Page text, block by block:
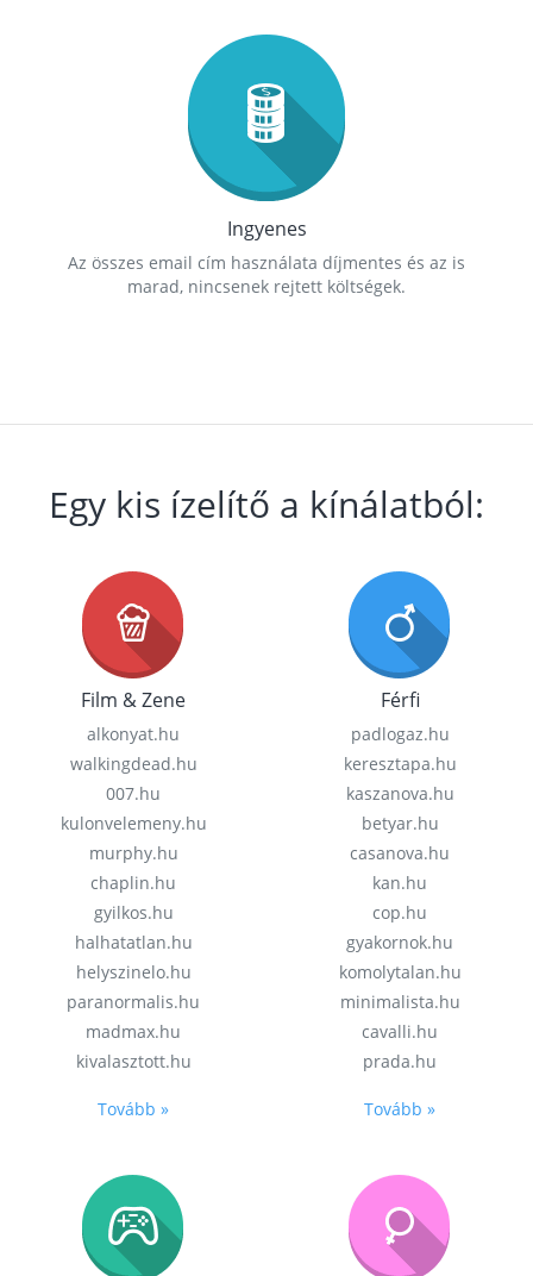
Ingyenes
Az összes email cím használata díjmentes és az is
marad, nincsenek rejtett költségek.
Egy kis ízelítő a kínálatból:
Film & Zene
alkonyat.hu
walkingdead.hu
007.hu
kulonvelemeny.hu
murphy.hu
chaplin.hu
gyilkos.hu
halhatatlan.hu
helyszinelo.hu
paranormalis.hu
madmax.hu
kivalasztott.hu
Tovább »
Férfi
padlogaz.hu
keresztapa.hu
kaszanova.hu
betyar.hu
casanova.hu
kan.hu
cop.hu
gyakornok.hu
komolytalan.hu
minimalista.hu
cavalli.hu
prada.hu
Tovább »